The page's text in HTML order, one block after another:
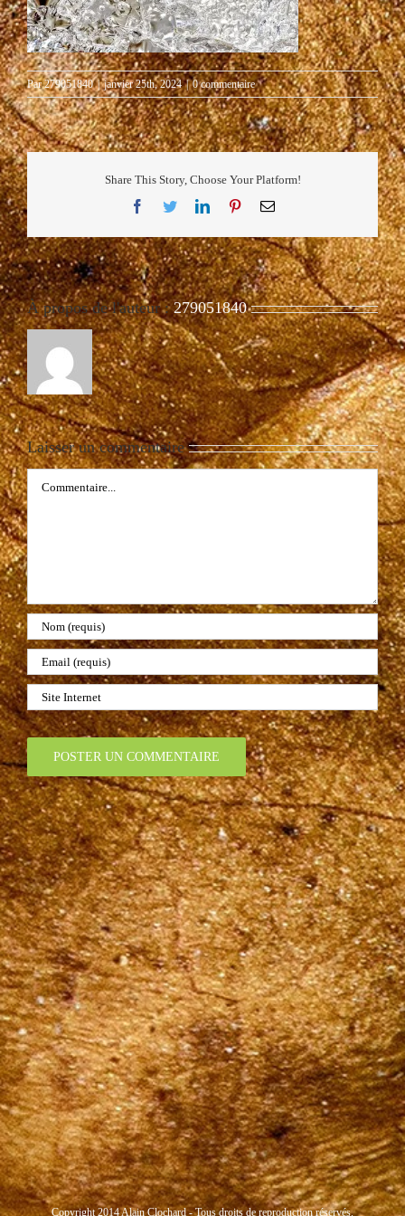
Par279051840 | janvier 25th, 2024 | 0 commentaire
Share This Story, Choose Your Platform!
Facebook
TwitterLinkedInPinterestEmail
À propos de l'auteur :279051840
Laisser un commentaire
Commentaire
Copyright 2014 Alain Clochard - Tous droits de reproduction réservés.